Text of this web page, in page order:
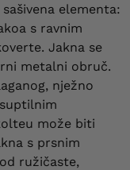
kukova 154 cm
40 cm, Biceps
opseg kukova 160 cm
40 cm
elementa:
s ravnim
Jakna se
metalni obruč.
nježno
može biti
s prsnim
ružičaste,